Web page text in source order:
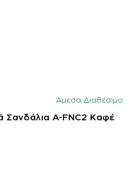
Άμεσα Διαθέσιμο
Σανδάλια A-FNC2 Καφέ